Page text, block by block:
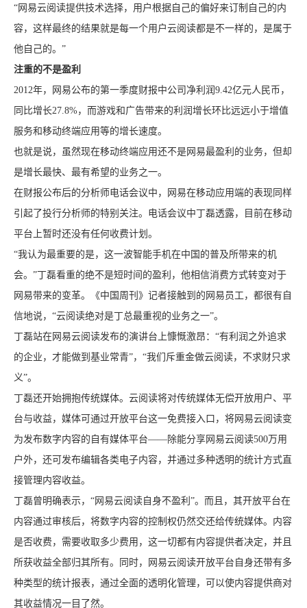
“网易云阅读提供技术选择，用户根据自己的偏好来订制自己的内
容，这样最终的结果就是每一个用户云阅读都是不一样的，是属于
他自己的。”
注重的不是盈利
2012年，网易公布的第一季度财报中公司净利润9.42亿元人民币，
同比增长27.8%，而游戏和广告带来的利润增长环比远远小于增值
服务和移动终端应用等的增长速度。
也就是说，虽然现在移动终端应用还不是网易最盈利的业务，但却
是增长最快、最有希望的业务之一。
在财报公布后的分析师电话会议中，网易在移动应用端的表现同样
引起了投行分析师的特别关注。电话会议中丁磊透露，目前在移动
平台上暂时还没有任何收费计划。
“我认为最重要的是，这一波智能手机在中国的普及所带来的机
会。”丁磊看重的绝不是短时间的盈利，他相信消费方式转变对于
网易带来的变革。《中国周刊》记者接触到的网易员工，都很有自
信地说，“云阅读绝对是丁总最重视的业务之一”。
丁磊站在网易云阅读发布的演讲台上慷慨激昂：“有利润之外追求
的企业，才能做到基业常青”，“我们斥重金做云阅读，不求财只求
义”。
丁磊还开始拥抱传统媒体。云阅读将对传统媒体无偿开放用户、平
台与收益，媒体可通过开放平台这一免费接入口，将网易云阅读变
为发布数字内容的自有媒体平台——除能分享网易云阅读500万用
户外，还可发布编辑各类电子内容，并通过多种透明的统计方式直
接管理内容收益。
丁磊曾明确表示，“网易云阅读自身不盈利”。而且，其开放平台在
内容通过审核后，将数字内容的控制权仍然交还给传统媒体。内容
是否收费，需要收取多少费用，这一切都有内容提供者决定，并且
所获收益全部归其所有。同时，网易云阅读开放平台自身还带有多
种类型的统计报表，通过全面的透明化管理，可以使内容提供商对
其收益情况一目了然。